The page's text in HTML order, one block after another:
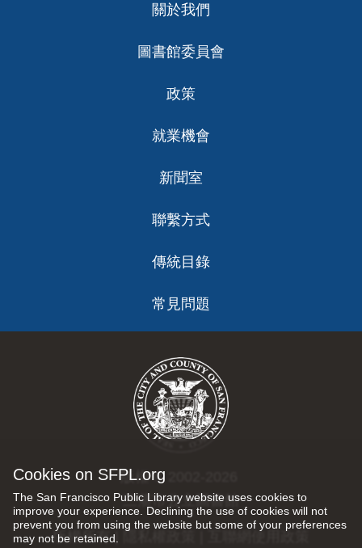
Cookies on SFPL.org
The San Francisco Public Library website uses cookies to
improve your experience. Declining the use of cookies will not
prevent you from using the website but some of your preferences
may not be retained.
關於我們
圖書館委員會
政策
就業機會
新聞室
聯繫方式
傳統目錄
常見問題
版權 © 2002-2026
三藩市公立圖書館
版權所有 | 隱私權政策 互聯網使用政策